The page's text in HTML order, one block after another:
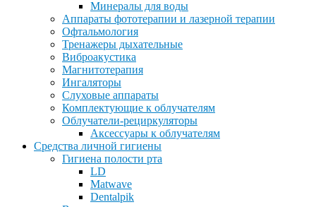
Минералы для воды
Аппараты фототерапии и лазерной терапии
Офтальмология
Тренажеры дыхательные
Виброакустика
Магнитотерапия
Ингаляторы
Слуховые аппараты
Комплектующие к облучателям
Облучатели-рециркуляторы
Аксессуары к облучателям
Средства личной гигиены
Гигиена полости рта
LD
Matwave
Dentalpik